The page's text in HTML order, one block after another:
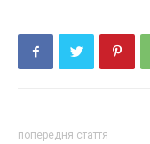
попередня стаття